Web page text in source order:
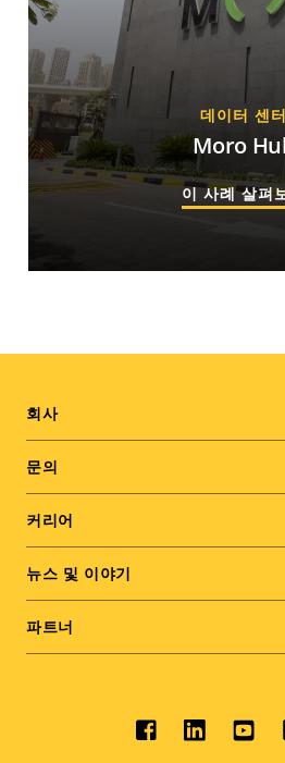
데이터 센터
Moro
이 사례 살펴
Footer
menu
회사
문의
커리어
뉴스 및 이야기
파트너
Social